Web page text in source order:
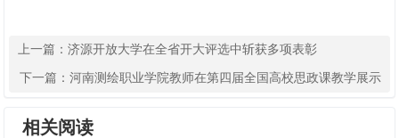
上一篇：济源开放大学在全省开大评选中斩获多项表彰
下一篇： 河南测绘职业学院教师在第四届全国高校思政课教学展示
相关阅读